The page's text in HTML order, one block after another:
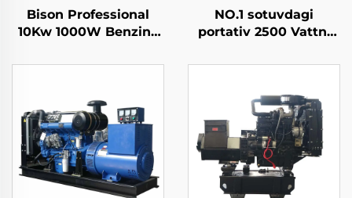
Bison Professional
10Kw 1000W Benzinli
110V 220V 380V 50Hz
chiqish
NO.1 sotuvdagi
portativ 2500 Vattni
bo'lgan nisshonli
generator